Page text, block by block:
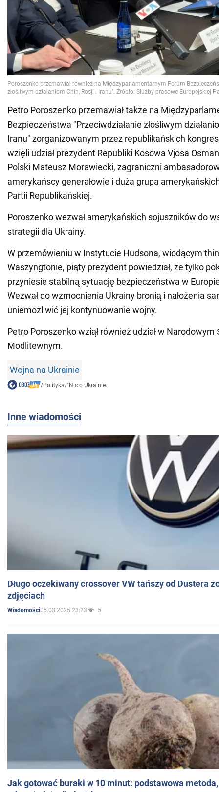
Petro Poroszenko przemawiał także na
Bezpieczeństwa "Przeciwdziałanie złośliwym
Iranu" zorganizowanym przez republikańskich
wzięli udział prezydent Republiki Kosowa Vjosa
Polski Mateusz Morawiecki, zagraniczni
amerykańscy generałowie i duża grupa
Partii Republikańskiej.
Poroszenko wezwał amerykańskich sojuszników do
strategii dla Ukrainy.
W przemówieniu w Instytucie Hudsona, wiodącym
Waszyngtonie, piąty prezydent powiedział, że tylko
przyniesie stabilną sytuację bezpieczeństwa w
Wezwał do wzmocnienia Ukrainy bronią i nałożenia
uniemożliwić jej kontynuowanie wojny.
Petro Poroszenko wziął również udział w Narodowym
Modlitewnym.
Wojna na Ukrainie
/Polityka/"Nic o Ukrainie...
Inne wiadomości
Długo oczekiwany crossover VW tańszy od Dustera
zdjęciach
Wiadomości05.03.2025 23:23 5
Jak gotować buraki w 10 minut: podstawowa